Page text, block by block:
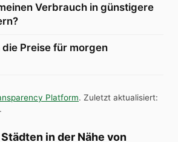
Verbrauch in günstigere
Preise für morgen
Platform. Zuletzt aktualisiert:
in der Nähe von